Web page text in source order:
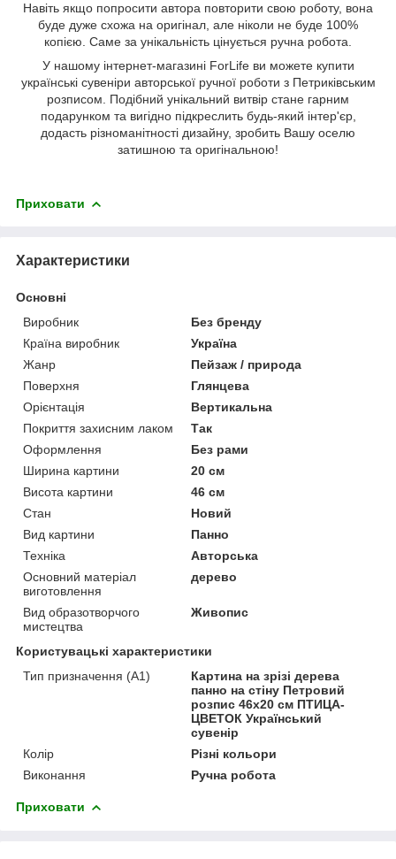
Навіть якщо попросити автора повторити свою роботу, вона
буде дуже схожа на оригінал, але ніколи не буде 100%
копією. Саме за унікальність цінується ручна робота.
У нашому інтернет-магазині ForLife ви можете купити
українські сувеніри авторської ручної роботи з Петриківським
розписом. Подібний унікальний витвір стане гарним
подарунком та вигідно підкреслить будь-який інтер'єр,
додасть різноманітності дизайну, зробить Вашу оселю
затишною та оригінальною!
Приховати
Характеристики
Основні
Виробник
Без бренду
Країна виробник
Україна
Жанр
Пейзаж / природа
Поверхня
Глянцева
Орієнтація
Вертикальна
Покриття захисним лаком
Так
Оформлення
Без рами
Ширина картини
20 см
Висота картини
46 см
Стан
Новий
Вид картини
Панно
Техніка
Авторська
Основний матеріал
виготовлення
дерево
Вид образотворчого
мистецтва
Живопис
Користувацькі характеристики
Тип призначення (А1)
Картина на зрізі дерева
панно на стіну Петровий
розпис 46x20 см ПТИЦА-
ЦВЕТОК Український
сувенір
Колір
Різні кольори
Виконання
Ручна робота
Приховати